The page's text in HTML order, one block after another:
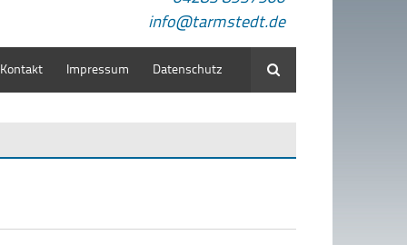
info@tarmstedt.de
Kontakt Impressum Datenschutz Suche